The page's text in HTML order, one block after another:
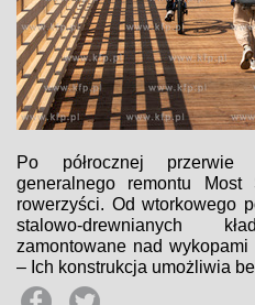
Po półrocznej
generalnego remontu
rowerzyści. Od wtorkowego
stalowo-drewnianych
zamontowane nad
– Ich konstrukcja umożliwia